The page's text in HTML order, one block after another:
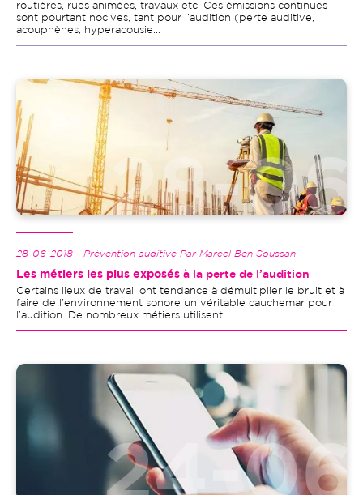
routières, rues animées, travaux etc. Ces émissions continues
sont pourtant nocives, tant pour l’audition (perte auditive,
acouphènes, hyperacousie…
Image
28-06-2018 - Prévention auditive Par Marcel Ben Soussan
Les métiers les plus exposés à la perte de l’audition
Certains lieux de travail ont tendance à démultiplier le bruit et à
faire de l’environnement sonore un véritable cauchemar pour
l’audition. De nombreux métiers utilisent ...
Image